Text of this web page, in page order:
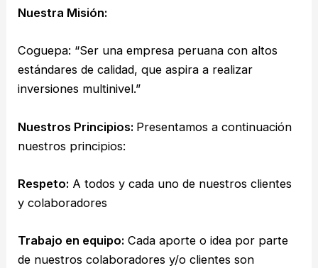
Nuestra Misión:
Coguepa: “Ser una empresa peruana con altos
estándares de calidad, que aspira a realizar
inversiones multinivel.”
Nuestros Principios: Presentamos a continuación
nuestros principios:
Respeto: A todos y cada uno de nuestros clientes
y colaboradores
Trabajo en equipo: Cada aporte o idea por parte
de nuestros colaboradores y/o clientes son